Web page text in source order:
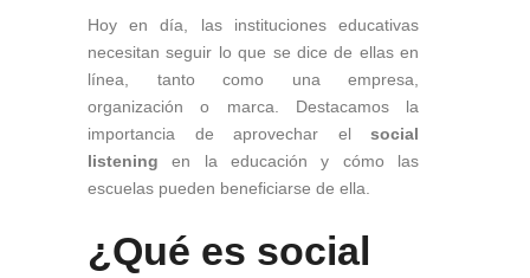
Hoy en día, las instituciones educativas
necesitan seguir lo que se dice de ellas en
línea, tanto como una empresa,
organización o marca. Destacamos la
importancia de aprovechar el social
listening en la educación y cómo las
escuelas pueden beneficiarse de ella.
¿Qué es social